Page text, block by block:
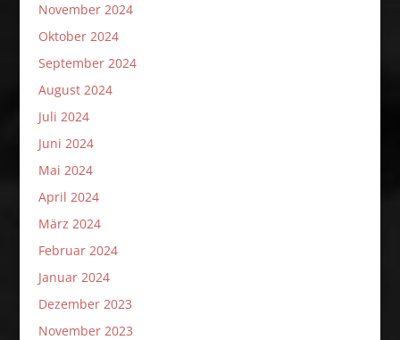
November 2024
Oktober 2024
September 2024
August 2024
Juli 2024
Juni 2024
Mai 2024
April 2024
März 2024
Februar 2024
Januar 2024
Dezember 2023
November 2023